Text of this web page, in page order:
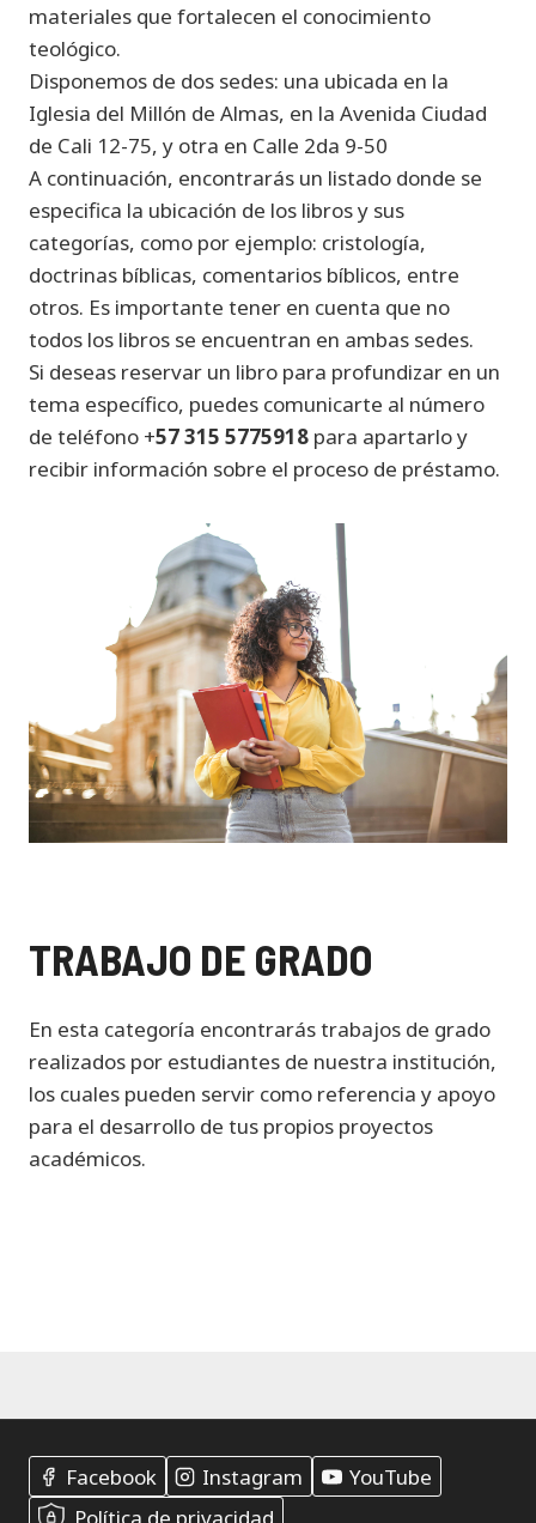
materiales que fortalecen el conocimiento
teológico.
Disponemos de dos sedes: una ubicada en la
Iglesia del Millón de Almas, en la Avenida Ciudad
de Cali 12-75, y otra en Calle 2da 9-50
A continuación, encontrarás un listado donde se
especifica la ubicación de los libros y sus
categorías, como por ejemplo: cristología,
doctrinas bíblicas, comentarios bíblicos, entre
otros. Es importante tener en cuenta que no
todos los libros se encuentran en ambas sedes.
Si deseas reservar un libro para profundizar en un
tema específico, puedes comunicarte al número
de teléfono +57 315 5775918 para apartarlo y
recibir información sobre el proceso de préstamo.
TRABAJO DE GRADO
En esta categoría encontrarás trabajos de grado
realizados por estudiantes de nuestra institución,
los cuales pueden servir como referencia y apoyo
para el desarrollo de tus propios proyectos
académicos.
Facebook Instagram
YouTube
Política de privacidad